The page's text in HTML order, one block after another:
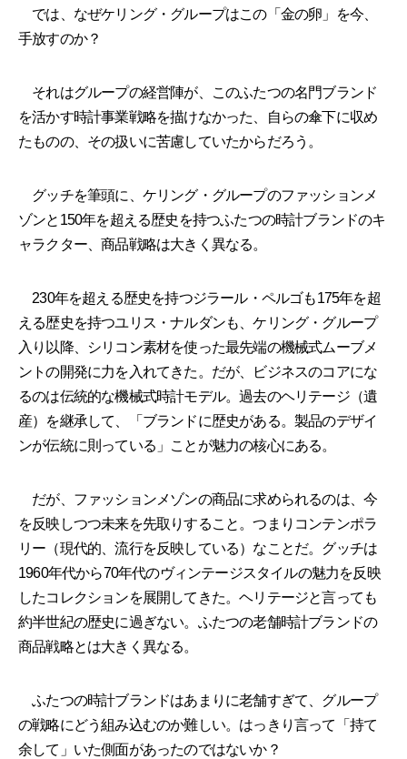
では、なぜケリング・グループはこの「金の卵」を今、
手放すのか？
それはグループの経営陣が、このふたつの名門ブランド
を活かす時計事業戦略を描けなかった、自らの傘下に収め
たものの、その扱いに苦慮していたからだろう。
グッチを筆頭に、ケリング・グループのファッションメ
ゾンと150年を超える歴史を持つふたつの時計ブランドのキ
ャラクター、商品戦略は大きく異なる。
230年を超える歴史を持つジラール・ペルゴも175年を超
える歴史を持つユリス・ナルダンも、ケリング・グループ
入り以降、シリコン素材を使った最先端の機械式ムーブメ
ントの開発に力を入れてきた。だが、ビジネスのコアにな
るのは伝統的な機械式時計モデル。過去のヘリテージ（遺
産）を継承して、「ブランドに歴史がある。製品のデザイ
ンが伝統に則っている」ことが魅力の核心にある。
だが、ファッションメゾンの商品に求められるのは、今
を反映しつつ未来を先取りすること。つまりコンテンポラ
リー（現代的、流行を反映している）なことだ。グッチは
1960年代から70年代のヴィンテージスタイルの魅力を反映
したコレクションを展開してきた。ヘリテージと言っても
約半世紀の歴史に過ぎない。ふたつの老舗時計ブランドの
商品戦略とは大きく異なる。
ふたつの時計ブランドはあまりに老舗すぎて、グループ
の戦略にどう組み込むのか難しい。はっきり言って「持て
余して」いた側面があったのではないか？